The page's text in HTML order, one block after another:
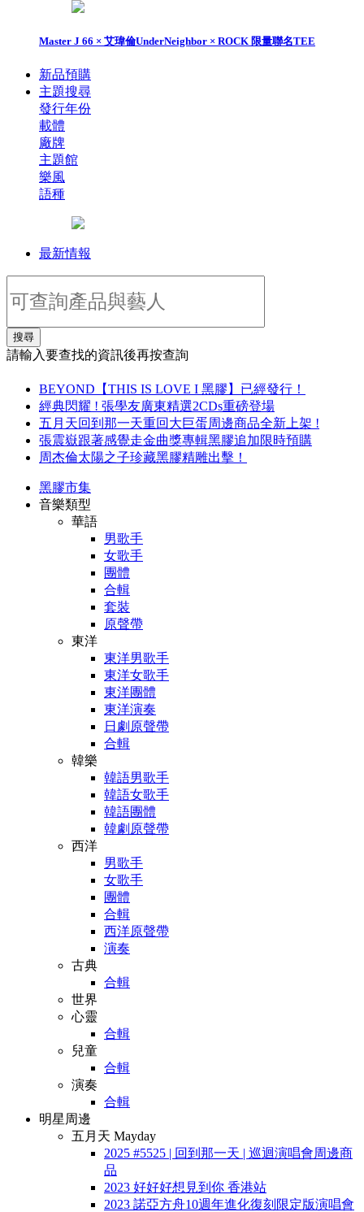
Master J 66 × 艾瑋倫UnderNeighbor × ROCK 限量聯名TEE
新品預購
主題搜尋
發行年份
載體
廠牌
主題館
樂風
語種
最新情報
搜尋
請輸入要查找的資訊後再按查詢
BEYOND【THIS IS LOVE I 黑膠】已經發行！
經典閃耀 ! 張學友廣東精選2CDs重磅登場
五月天回到那一天重回大巨蛋周邊商品全新上架 !
張震嶽跟著感覺走金曲獎專輯黑膠追加限時預購
周杰倫太陽之子珍藏黑膠精雕出擊！
黑膠市集
音樂類型
華語
男歌手
女歌手
團體
合輯
套裝
原聲帶
東洋
東洋男歌手
東洋女歌手
東洋團體
東洋演奏
日劇原聲帶
合輯
韓樂
韓語男歌手
韓語女歌手
韓語團體
韓劇原聲帶
西洋
男歌手
女歌手
團體
合輯
西洋原聲帶
演奏
古典
合輯
世界
心靈
合輯
兒童
合輯
演奏
合輯
明星周邊
五月天 Mayday
2025 #5525 | 回到那一天 | 巡迴演唱會周邊商
品
2023 好好好想見到你 香港站
2023 諾亞方舟10週年進化復刻限定版演唱會